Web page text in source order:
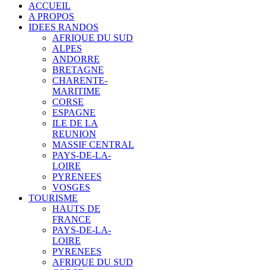
ACCUEIL
A PROPOS
IDEES RANDOS
AFRIQUE DU SUD
ALPES
ANDORRE
BRETAGNE
CHARENTE-
MARITIME
CORSE
ESPAGNE
ILE DE LA
REUNION
MASSIF CENTRAL
PAYS-DE-LA-
LOIRE
PYRENEES
VOSGES
TOURISME
HAUTS DE
FRANCE
PAYS-DE-LA-
LOIRE
PYRENEES
AFRIQUE DU SUD